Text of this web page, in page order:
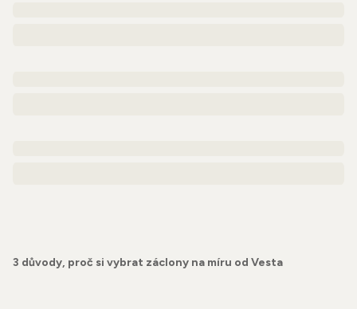
3 důvody, proč si vybrat záclony na míru od Vesta